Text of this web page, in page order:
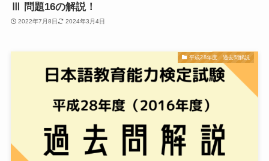
Ⅲ 問題16の解説！
2022年7月8日 2024年3月4日
平成28年度 過去問解説